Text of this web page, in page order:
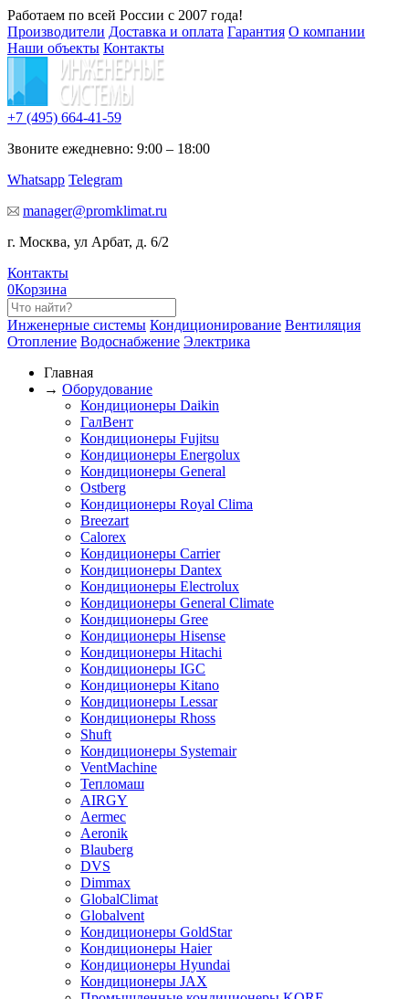
Работаем по всей России с 2007 года!
Производители Доставка и оплата Гарантия О компании
Наши объекты Контакты
+7 (495) 664-41-59
Звоните ежедневно: 9:00 – 18:00
Whatsapp Telegram
manager@promklimat.ru
г. Москва, ул Арбат, д. 6/2
Контакты
0Корзина
Инженерные системы Кондиционирование Вентиляция
Отопление Водоснабжение Электрика
Главная
→ Оборудование
Кондиционеры Daikin
ГалВент
Кондиционеры Fujitsu
Кондиционеры Energolux
Кондиционеры General
Ostberg
Кондиционеры Royal Clima
Breezart
Calorex
Кондиционеры Carrier
Кондиционеры Dantex
Кондиционеры Electrolux
Кондиционеры General Climate
Кондиционеры Gree
Кондиционеры Hisense
Кондиционеры Hitachi
Кондиционеры IGC
Кондиционеры Kitano
Кондиционеры Lessar
Кондиционеры Rhoss
Shuft
Кондиционеры Systemair
VentMachine
Тепломаш
AIRGY
Aermec
Aeronik
Blauberg
DVS
Dimmax
GlobalClimat
Globalvent
Кондиционеры GoldStar
Кондиционеры Haier
Кондиционеры Hyundai
Кондиционеры JAX